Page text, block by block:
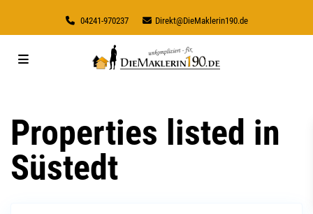
04241-970237 Direkt@DieMaklerin190.de
Properties listed in
Süstedt